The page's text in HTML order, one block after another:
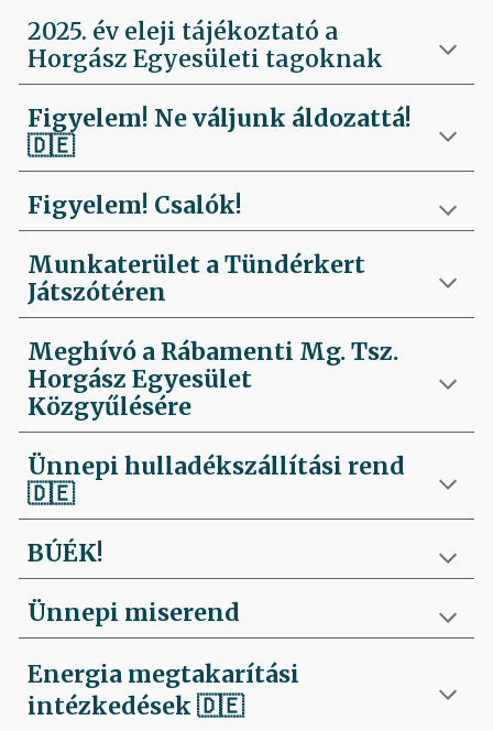
2025. év eleji tájékoztató a
Horgász Egyesületi tagoknak
Figyelem! Ne váljunk áldozattá!
🇩🇪
Figyelem! Csalók!
Munkaterület a Tündérkert
Játszótéren
Meghívó a Rábamenti Mg. Tsz.
Horgász Egyesület
Közgyűlésére
Ünnepi hulladékszállítási rend
🇩🇪
BÚÉK!
Ünnepi miserend
Energia megtakarítási
intézkedések🇩🇪